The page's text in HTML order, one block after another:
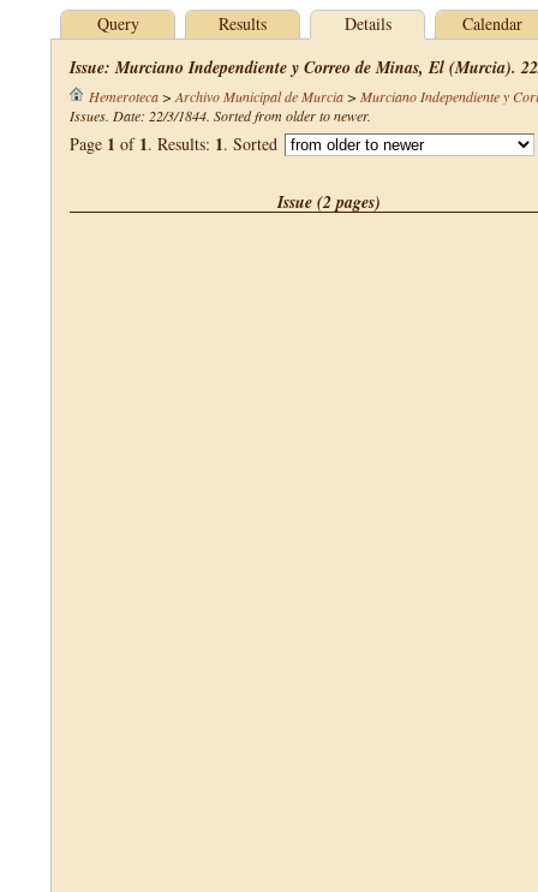
Query Results Details Calendar
Issue: Murciano Independiente y Correo de Minas, El (Murcia).
Hemeroteca> Archivo Municipal de Murcia> Murciano Independiente y
Issues. Date: 22/3/1844. Sorted from older to newer.
Page 1 of 1. Results: 1. Sorted
Issue (2 pages)